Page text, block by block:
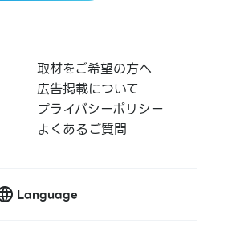
取材をご希望の方へ
広告掲載について
プライバシーポリシー
よくあるご質問
Language